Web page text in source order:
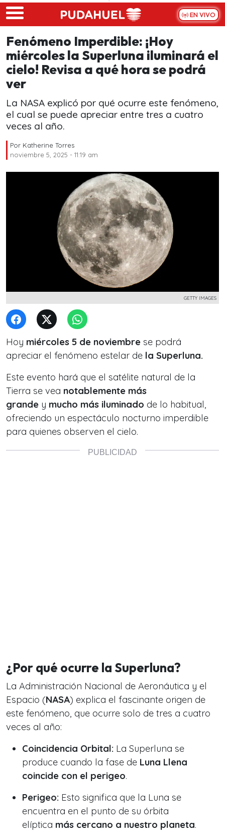
Skip to main content
EN VIVO
Fenómeno Imperdible: ¡Hoy
miércoles la Superluna iluminará el
cielo! Revisa a qué hora se podrá
ver
La NASA explicó por qué ocurre este fenómeno,
el cual se puede apreciar entre tres a cuatro
veces al año.
Por Katherine Torres
noviembre 5, 2025 - 11:19 am
GETTY IMAGES
Hoy miércoles 5 de noviembre se podrá
apreciar el fenómeno estelar de la Superluna.
Este evento hará que el satélite natural de la
Tierra se vea notablemente más
grande y mucho más iluminado de lo habitual,
ofreciendo un espectáculo nocturno imperdible
para quienes observen el cielo.
¿Por qué ocurre la Superluna?
La Administración Nacional de Aeronáutica y el
Espacio (NASA) explica el fascinante origen de
este fenómeno, que ocurre solo de tres a cuatro
veces al año:
Coincidencia Orbital: La Superluna se
produce cuando la fase de Luna Llena
coincide con el perigeo.
Perigeo: Esto significa que la Luna se
encuentra en el punto de su órbita
elíptica más cercano a nuestro planeta.